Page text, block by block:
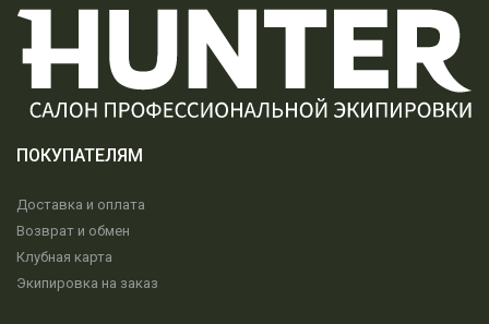
ПОКУПАТЕЛЯМ
Доставка и оплата
Возврат и обмен
Клубная карта
Экипировка на заказ